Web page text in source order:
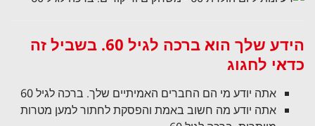
הידע שלך הוא ברכה לגיל 60. בשביל זה
כדאי לחגוג
אתה יודע מי הם החברים האמיתיים שלך. ברכה לגיל 60
אתה יודע מה חשוב באמת והפסקת לחתור למען מטרות